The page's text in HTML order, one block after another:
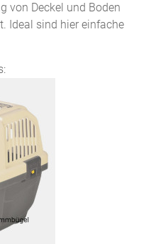
von Deckel und Boden
Ideal sind hier einfache